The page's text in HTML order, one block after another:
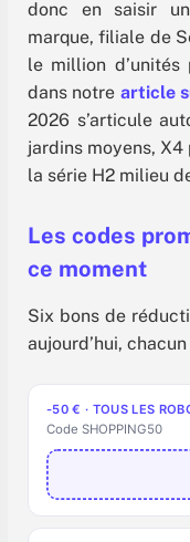
donc en saisir
marque, filiale de
le million
dans notre article
2026 s’articule
jardins moyens,
la série H2 milieu
Les codes
ce moment
Six bons de
aujourd’hui,
-50 € · TOUS LES
Code SHOPPING50